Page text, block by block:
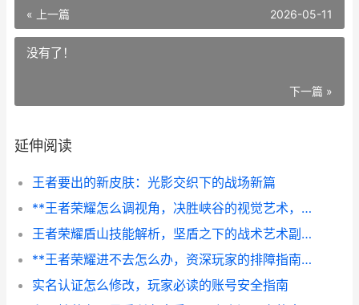
« 上一篇 2026-05-11
没有了！
下一篇 »
延伸阅读
王者要出的新皮肤：光影交织下的战场新篇
**王者荣耀怎么调视角，决胜峡谷的视觉艺术，副标题，从菜鸟到大神的视角操控秘笈**
王者荣耀盾山技能解析，坚盾之下的战术艺术副标题，重筑防线与逆转战场的沉默力量
**王者荣耀进不去怎么办，资深玩家的排障指南**
实名认证怎么修改，玩家必读的账号安全指南